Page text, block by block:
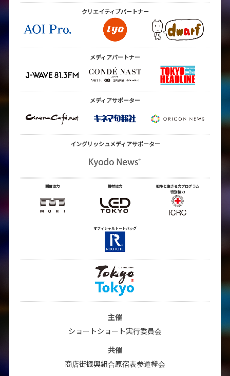
クリエイティブパートナー
メディアパートナー
メディアサポーター
イングリッシュメディアサポーター
開催協力 機材協力
戦争と生きる力プログラム
特別協力
オフィシャルトートバッグ
主催
ショートショート実行委員会
共催
商店街振興組合原宿表参道欅会